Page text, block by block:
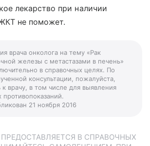
лекарство при наличии
не поможет.
врача онколога на тему «Рак
железы с метастазами в печень»
в справочных целях. По
консультации, пожалуйста,
к врачу, в том числе для выявления
21 ноября 2016
В СПРАВОЧНЫХ